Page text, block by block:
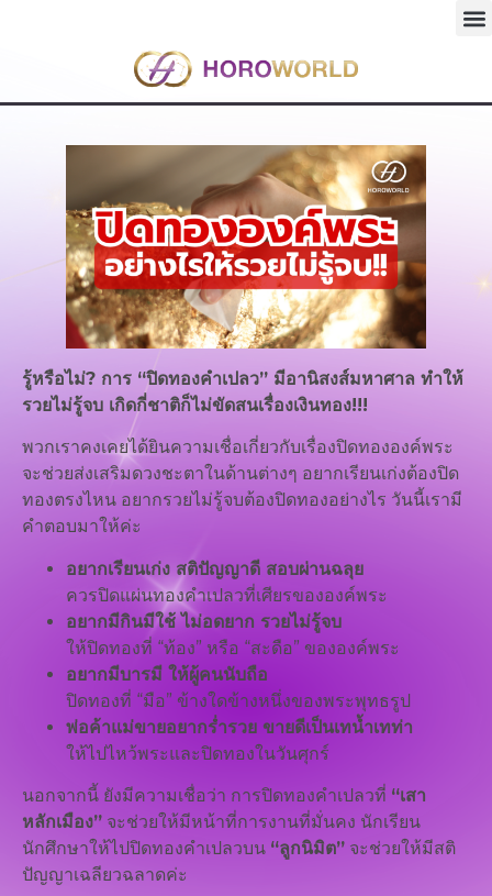
รู้หรือไม่? การ “ปิดทองคำเปลว” มีอานิสงส์มหาศาล ทำให้
รวยไม่รู้จบ เกิดกี่ชาติก็ไม่ขัดสนเรื่องเงินทอง!!!
พวกเราคงเคยได้ยินความเชื่อเกี่ยวกับเรื่องปิดทององค์พระ
จะช่วยส่งเสริมดวงชะตาในด้านต่างๆ อยากเรียนเก่งต้องปิด
ทองตรงไหน อยากรวยไม่รู้จบต้องปิดทองอย่างไร วันนี้เรามี
คำตอบมาให้ค่ะ
อยากเรียนเก่ง สติปัญญาดี สอบผ่านฉลุย
ควรปิดแผ่นทองคำเปลวที่เศียรขององค์พระ
อยากมีกินมีใช้ ไม่อดยาก รวยไม่รู้จบ
ให้ปิดทองที่ “ท้อง” หรือ “สะดือ” ขององค์พระ
อยากมีบารมี ให้ผู้คนนับถือ
ปิดทองที่ “มือ” ข้างใดข้างหนึ่งของพระพุทธรูป
พ่อค้าแม่ขายอยากร่ำรวย ขายดีเป็นเทน้ำเทท่า
ให้ไปไหว้พระและปิดทองในวันศุกร์
นอกจากนี้ ยังมีความเชื่อว่า การปิดทองคำเปลวที่ “เสา
หลักเมือง” จะช่วยให้มีหน้าที่การงานที่มั่นคง นักเรียน
นักศึกษาให้ไปปิดทองคำเปลวบน “ลูกนิมิต” จะช่วยให้มีสติ
ปัญญาเฉลียวฉลาดค่ะ